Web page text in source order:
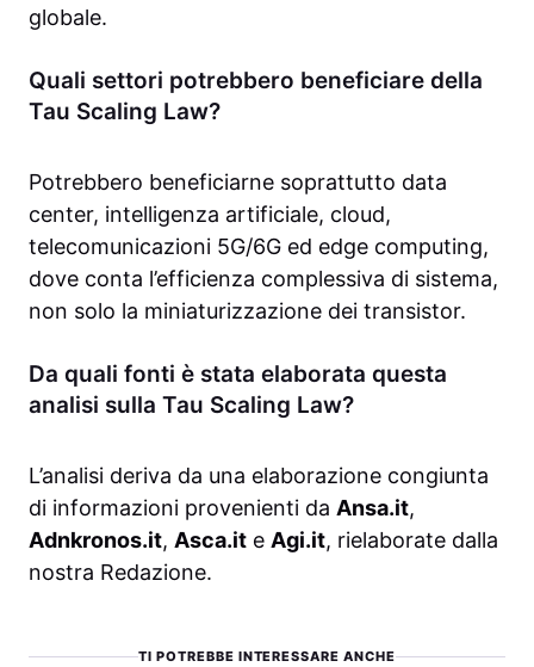
globale.
Quali settori potrebbero beneficiare della
Tau Scaling Law?
Potrebbero beneficiarne soprattutto data
center, intelligenza artificiale, cloud,
telecomunicazioni 5G/6G ed edge computing,
dove conta l’efficienza complessiva di sistema,
non solo la miniaturizzazione dei transistor.
Da quali fonti è stata elaborata questa
analisi sulla Tau Scaling Law?
L’analisi deriva da una elaborazione congiunta
di informazioni provenienti da Ansa.it,
Adnkronos.it, Asca.it e Agi.it, rielaborate dalla
nostra Redazione.
TI POTREBBE INTERESSARE ANCHE